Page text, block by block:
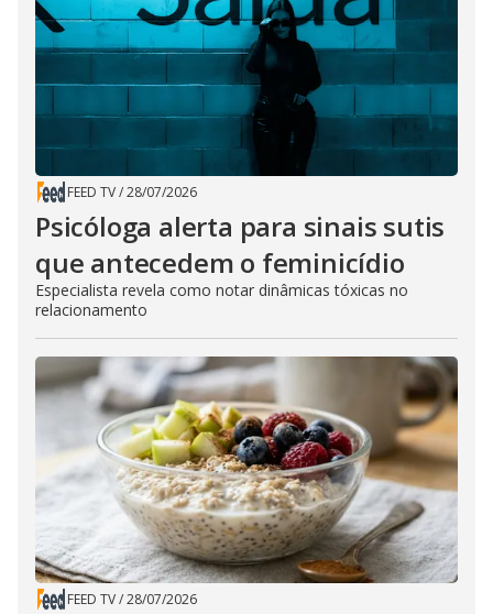
FEED TV/28/07/2026
Psicóloga alerta para sinais sutis
que antecedem o feminicídio
Especialista revela como notar dinâmicas tóxicas no
relacionamento
FEED TV/28/07/2026